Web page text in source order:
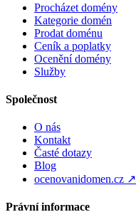
Procházet domény
Kategorie domén
Prodat doménu
Ceník a poplatky
Ocenění domény
Služby
Společnost
O nás
Kontakt
Časté dotazy
Blog
ocenovanidomen.cz ↗
Právní informace